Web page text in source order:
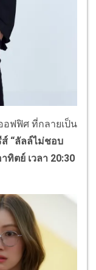
ฟฟิศ ที่กลายเป็น
“ลัลล์ไม่ชอบ
ทิตย์ เวลา 20:30